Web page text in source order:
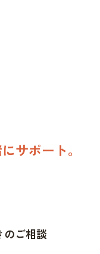
サポート。
のご相談